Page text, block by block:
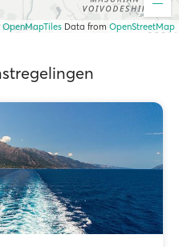
Data from OpenStreetMap